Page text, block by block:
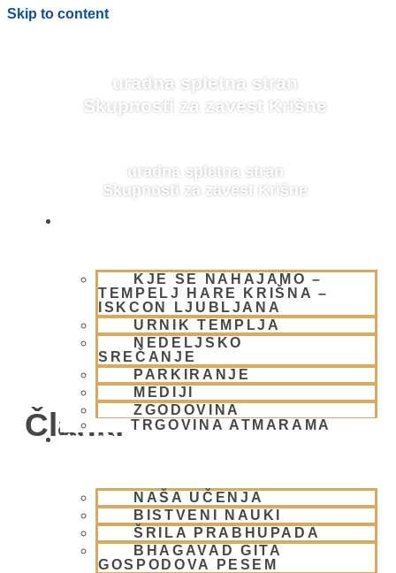
Skip to content
uradna spletna stran
Skupnosti za zavest Krišne
uradna spletna stran
Skupnosti za zavest Krišne
KJE SE NAHAJAMO –
TEMPELJ HARE KRIŠNA –
ISKCON LJUBLJANA
URNIK TEMPLJA
NEDELJSKO
SREČANJE
PARKIRANJE
MEDIJI
ZGODOVINA
TRGOVINA ATMARAMA
BHAKTI JOGA
NAŠA UČENJA
BISTVENI NAUKI
ŠRILA PRABHUPADA
BHAGAVAD GITA
GOSPODOVA PESEM
BLOG
Članki